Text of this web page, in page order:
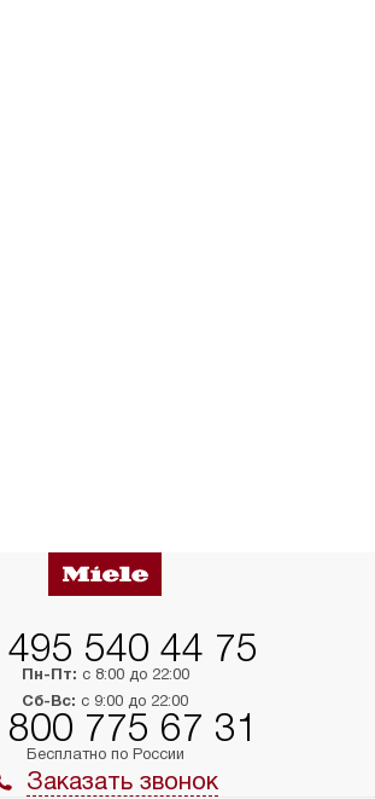
495 540 44 75
Пн-Пт: с 8:00 до 22:00
Сб-Вс: с 9:00 до 22:00
775 67 31
Бесплатно по России
Заказать звонок